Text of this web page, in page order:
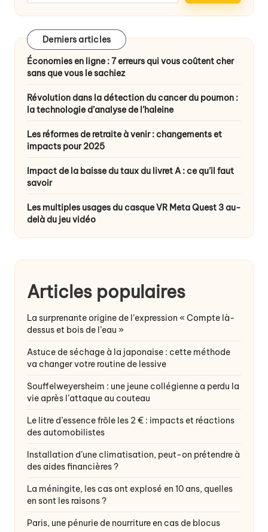
Derniers articles
Économies en ligne : 7 erreurs qui vous coûtent cher
sans que vous le sachiez
Révolution dans la détection du cancer du poumon :
la technologie d’analyse de l’haleine
Les réformes de retraite à venir : changements et
impacts pour 2025
Impact de la baisse du taux du livret A : ce qu’il faut
savoir
Les multiples usages du casque VR Meta Quest 3 au-
delà du jeu vidéo
Articles populaires
La surprenante origine de l’expression « Compte là-
dessus et bois de l’eau »
Astuce de séchage à la japonaise : cette méthode
va changer votre routine de lessive
Souffelweyersheim : une jeune collégienne a perdu la
vie après l’attaque au couteau
Le litre d’essence frôle les 2 € : impacts et réactions
des automobilistes
Installation d’une climatisation, peut-on prétendre à
des aides financières ?
La méningite, les cas ont explosé en 10 ans, quelles
en sont les raisons ?
Paris, une pénurie de nourriture en cas de blocus